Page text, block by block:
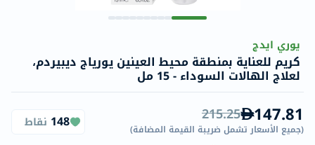
يوري ايدج
كريم للعناية بمنطقة محيط العينين يورياج ديبيردم،
لعلاج الهالات السوداء - 15 مل
147.81
215.25
(جميع الأسعار تشمل ضريبة القيمة المضافة)
148 نقاط